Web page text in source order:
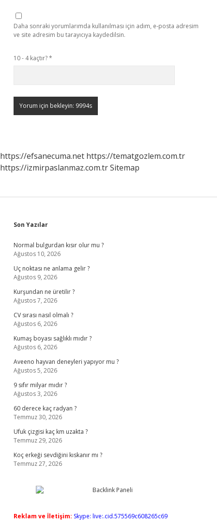
Daha sonraki yorumlarımda kullanılması için adım, e-posta adresim
ve site adresim bu tarayıcıya kaydedilsin.
10 - 4 kaçtır?*
https://efsanecuma.net https://tematgozlem.com.tr
https://izmirpaslanmaz.com.trSitemap
Sidebar
Son Yazılar
Normal bulgurdan kısır olur mu ?
Ağustos 10, 2026
Uç noktası ne anlama gelir ?
Ağustos 9, 2026
Kurşundan ne üretilir ?
Ağustos 7, 2026
CV sırası nasıl olmalı ?
Ağustos 6, 2026
Kumaş boyası sağlıklı mıdır ?
Ağustos 6, 2026
Aveeno hayvan deneyleri yapıyor mu ?
Ağustos 5, 2026
9 sıfır milyar mıdır ?
Ağustos 3, 2026
60 derece kaç radyan ?
Temmuz 30, 2026
Ufuk çizgisi kaç km uzakta ?
Temmuz 29, 2026
Koç erkeği sevdiğini kıskanır mı ?
Temmuz 27, 2026
Reklam ve İletişim: Skype: live:.cid.575569c608265c69